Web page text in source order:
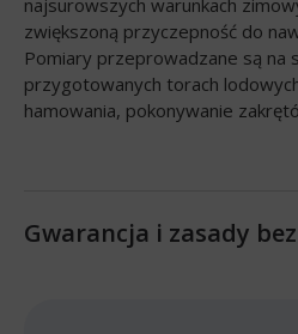
najsurowszych warunkach
zwiększoną przyczepność do
Pomiary przeprowadzane są na
przygotowanych torach
hamowania, pokonywanie
Gwarancja i zasady